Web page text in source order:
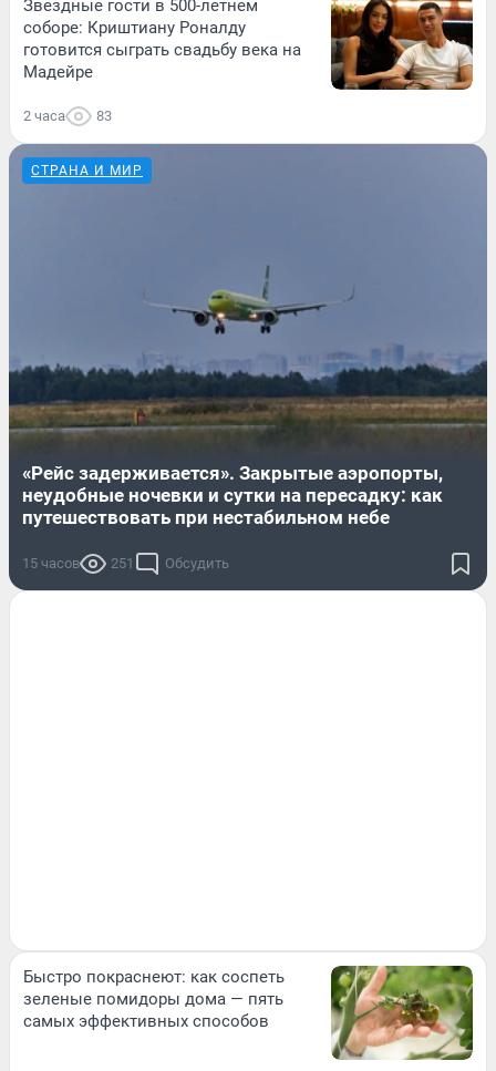
Звездные гости в 500-летнем
соборе: Криштиану Роналду
готовится сыграть свадьбу века на
Мадейре
2 часа 83
СТРАНА И МИР
«Рейс задерживается». Закрытые аэропорты,
неудобные ночевки и сутки на пересадку: как
путешествовать при нестабильном небе
15 часов 251 Обсудить
Быстро покраснеют: как соспеть
зеленые помидоры дома — пять
самых эффективных способов